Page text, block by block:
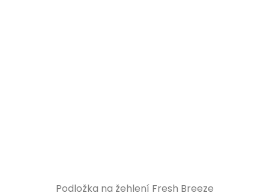
Podložka na žehlení Fresh Breeze